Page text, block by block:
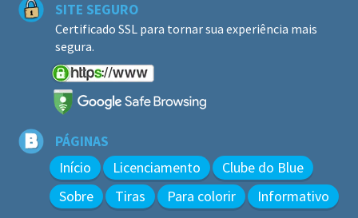
SITE SEGURO
Certificado SSL para tornar sua experiência mais
segura.
PÁGINAS
Início Licenciamento
Clube do Blue
Sobre
Tiras Para colorir Informativo